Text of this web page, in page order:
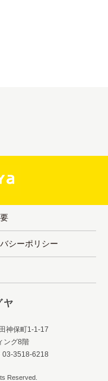
シーポリシー
ヤ
神保町1-1-17
ング8階
3518-6218
Reserved.